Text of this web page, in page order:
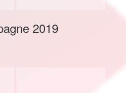
2019